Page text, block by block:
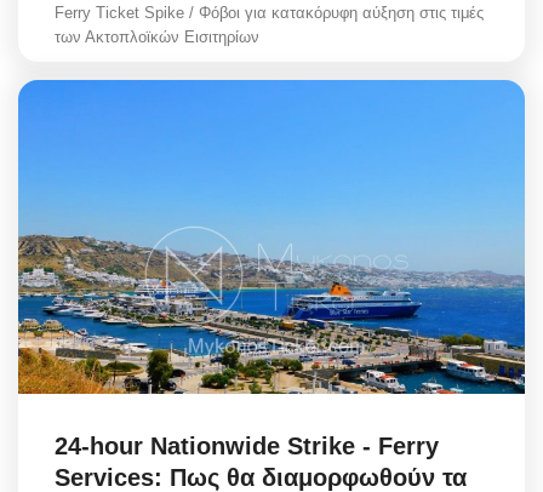
Ferry Ticket Spike / Φόβοι για κατακόρυφη αύξηση στις τιμές
των Ακτοπλοϊκών Εισιτηρίων
24-hour Nationwide Strike - Ferry
Services: Πως θα διαμορφωθούν τα